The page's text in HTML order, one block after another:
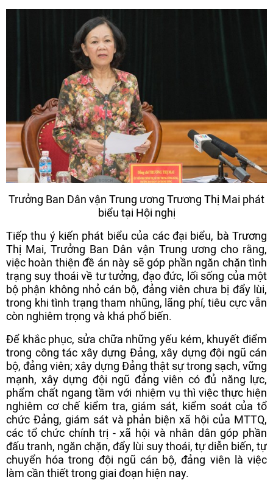
Trưởng Ban Dân vận Trung ương Trương Thị Mai phát
biểu tại Hội nghị
Tiếp thu ý kiến phát biểu của các đại biểu, bà Trương
Thị Mai, Trưởng Ban Dân vận Trung ương cho rằng,
việc hoàn thiện đề án này sẽ góp phần ngăn chặn tình
trạng suy thoái về tư tưởng, đạo đức, lối sống của một
bộ phận không nhỏ cán bộ, đảng viên chưa bị đẩy lùi,
trong khi tình trạng tham nhũng, lãng phí, tiêu cực vẫn
còn nghiêm trọng và khá phổ biến.
Để khắc phục, sửa chữa những yếu kém, khuyết điểm
trong công tác xây dựng Đảng, xây dựng đội ngũ cán
bộ, đảng viên; xây dựng Đảng thật sự trong sạch, vững
mạnh, xây dựng đội ngũ đảng viên có đủ năng lực,
phẩm chất ngang tầm với nhiệm vụ thì việc thực hiện
nghiêm cơ chế kiểm tra, giám sát, kiểm soát của tổ
chức Đảng, giám sát và phản biện xã hội của MTTQ,
các tổ chức chính trị - xã hội và nhân dân góp phần
đấu tranh, ngăn chặn, đẩy lùi suy thoái, tự diễn biến, tự
chuyển hóa trong đội ngũ cán bộ, đảng viên là việc
làm cần thiết trong giai đoạn hiện nay.